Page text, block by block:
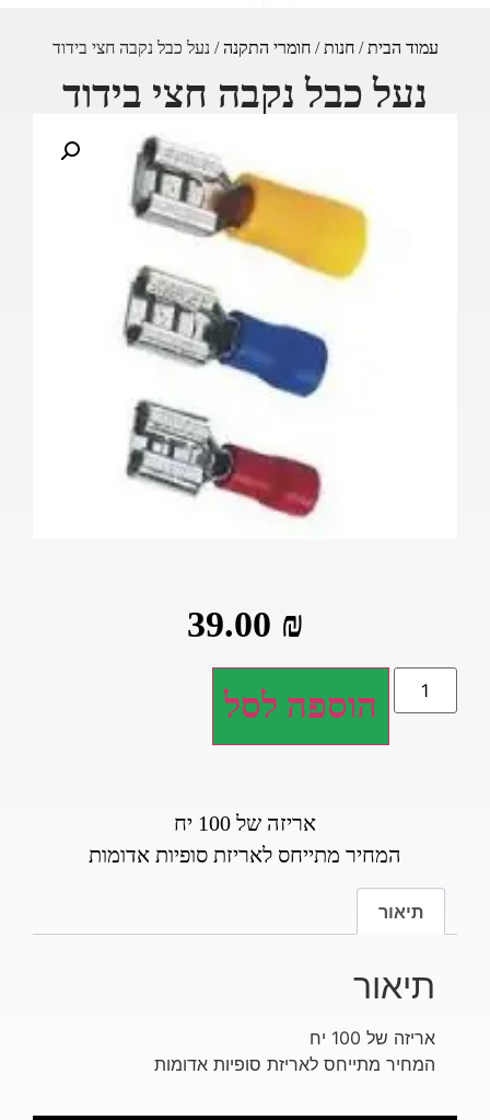
עמוד הבית/חנות/חומרי התקנה/ נעל כבל נקבה חצי בידוד
נעל כבל נקבה חצי בידוד
39.00₪
הוספה לסל
אריזה של 100 יח
המחיר מתייחס לאריזת סופיות אדומות
תיאור
תיאור
אריזה של 100 יח
המחיר מתייחס לאריזת סופיות אדומות